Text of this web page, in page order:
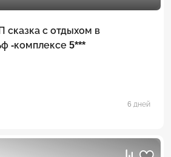
сказка с отдыхом в
-комплексе 5***
6 дней